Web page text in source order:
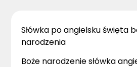
Słówka po angielsku święta
narodzenia
Boże narodzenie słówka